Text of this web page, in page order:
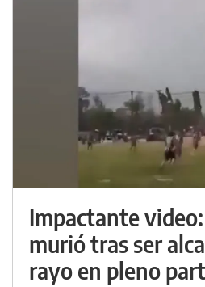
Impactante
murió tras ser
rayo en pleno